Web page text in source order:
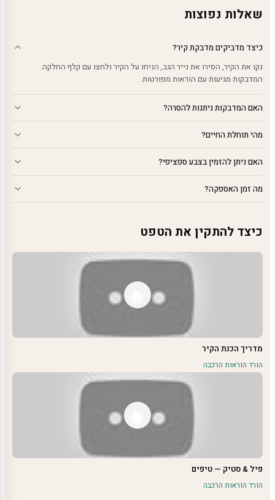
שאלות נפוצות
כיצד מדביקים מדבקת קיר?
נקו את הקיר, הסירו את נייר הגב, הניחו על הקיר ולחצו עם קלף החלקה.
המדבקות מגיעות עם הוראות מפורטות.
האם המדבקות ניתנות להסרה?
מהי תוחלת החיים?
האם ניתן להזמין בצבע ספציפי?
מה זמן האספקה?
כיצד להתקין את הטפט
מדריך הכנת הקיר
הורד הוראות הרכבה
פיל & סטיק — טיפים
הורד הוראות הרכבה